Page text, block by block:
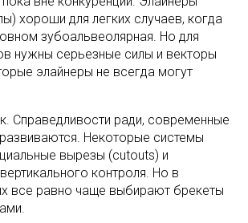
хороши для легких случаев, когда
зубоальвеолярная. Но для
нужны серьезные силы и векторы
элайнеры не всегда могут
Справедливости ради, современные
Некоторые системы
вырезы (cutouts) и
контроля. Но в
все равно чаще выбирают брекеты